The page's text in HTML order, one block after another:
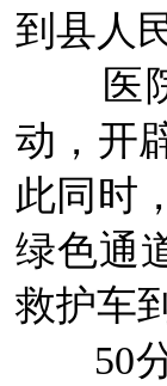
到县人
医
动，开
此同时
绿色通
救护车
50